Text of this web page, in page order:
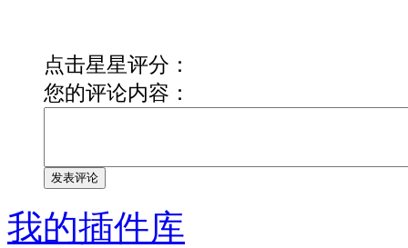
点击星星评分：
您的评论内容：
发表评论
我的插件库